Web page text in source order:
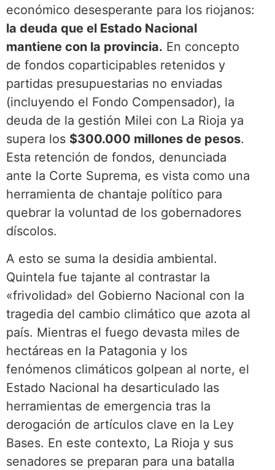
económico desesperante para los riojanos:
la deuda que el Estado Nacional
mantiene con la provincia. En concepto
de fondos coparticipables retenidos y
partidas presupuestarias no enviadas
(incluyendo el Fondo Compensador), la
deuda de la gestión Milei con La Rioja ya
supera los $300.000 millones de pesos.
Esta retención de fondos, denunciada
ante la Corte Suprema, es vista como una
herramienta de chantaje político para
quebrar la voluntad de los gobernadores
díscolos.
A esto se suma la desidia ambiental.
Quintela fue tajante al contrastar la
«frivolidad» del Gobierno Nacional con la
tragedia del cambio climático que azota al
país. Mientras el fuego devasta miles de
hectáreas en la Patagonia y los
fenómenos climáticos golpean al norte, el
Estado Nacional ha desarticulado las
herramientas de emergencia tras la
derogación de artículos clave en la Ley
Bases. En este contexto, La Rioja y sus
senadores se preparan para una batalla